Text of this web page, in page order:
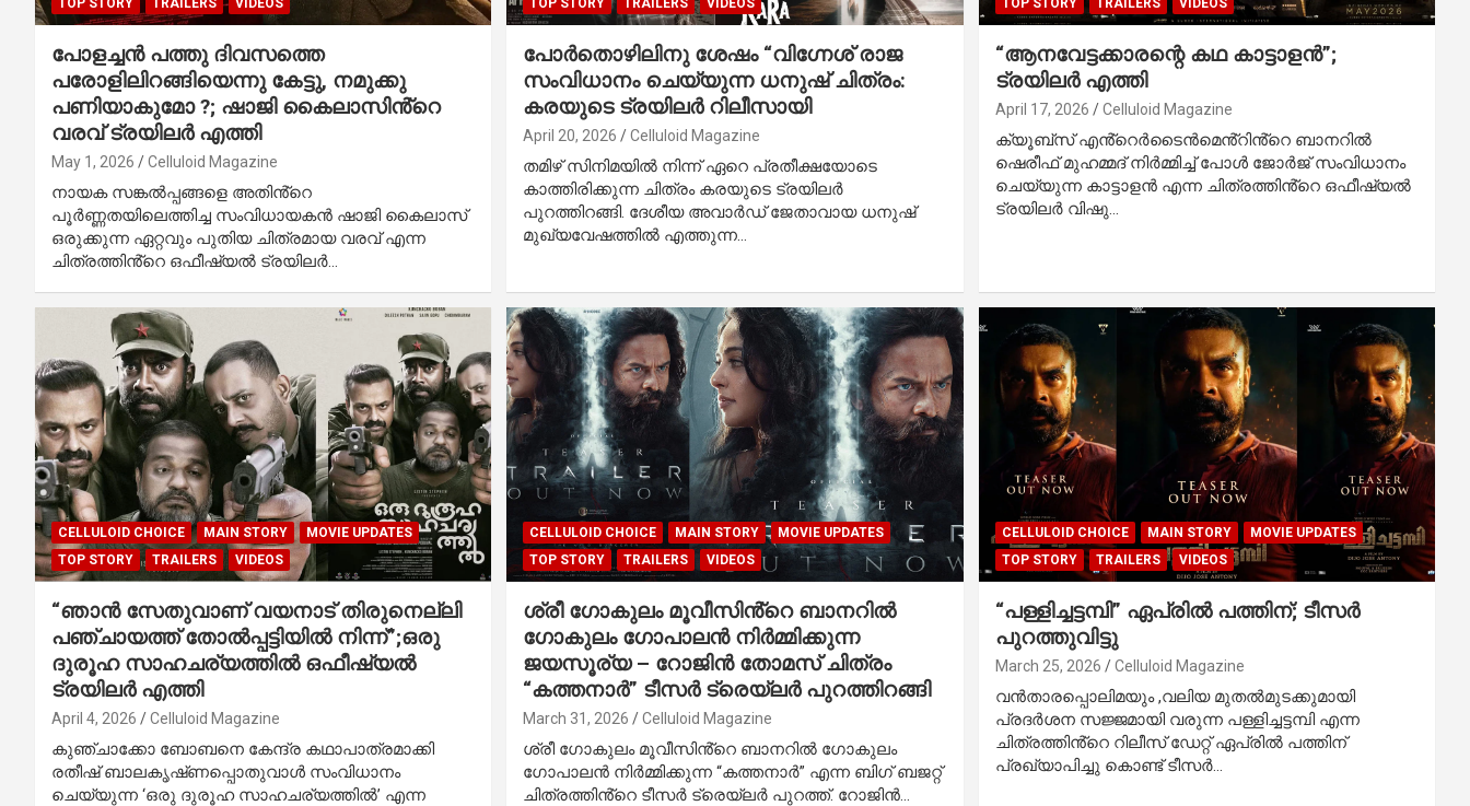
TOP STORY
TRAILERS VIDEOS
പോളച്ചൻ പത്തു ദിവസത്തെ
പരോളിലിറങ്ങിയെന്നു കേട്ടു, നമുക്കു
പണിയാകുമോ ?; ഷാജി കൈലാസിൻ്റെ
വരവ് ട്രയിലർ എത്തി
May 1, 2026 Celluloid Magazine
നായക സങ്കൽപ്പങ്ങളെ അതിൻ്റെ
പൂർണ്ണതയിലെത്തിച്ച സംവിധായകൻ ഷാജി കൈലാസ്
ഒരുക്കുന്ന ഏറ്റവും പുതിയ ചിത്രമായ വരവ് എന്ന
ചിത്രത്തിൻ്റെ ഒഫീഷ്യൽ ട്രയിലർ…
TOP STORY
TRAILERS VIDEOS
പോർതൊഴിലിനു ശേഷം “വിഗ്നേശ് രാജ
സംവിധാനം ചെയ്യുന്ന ധനുഷ് ചിത്രം:
കരയുടെ ട്രയിലർ റിലീസായി
April 20, 2026 Celluloid Magazine
തമിഴ് സിനിമയിൽ നിന്ന് ഏറെ പ്രതീക്ഷയോടെ
കാത്തിരിക്കുന്ന ചിത്രം കരയുടെ ട്രയിലർ
പുറത്തിറങ്ങി. ദേശീയ അവാർഡ് ജേതാവായ ധനുഷ്
മുഖ്യവേഷത്തിൽ എത്തുന്ന…
TOP STORY
TRAILERS VIDEOS
“ആനവേട്ടക്കാരന്റെ കഥ കാട്ടാളൻ”;
ട്രയിലർ എത്തി
April 17, 2026 Celluloid Magazine
ക്യൂബ്‌സ് എൻ്റെർടൈൻമെൻ്റിൻ്റെ ബാനറിൽ
ഷെരീഫ് മുഹമ്മദ് നിർമ്മിച്ച് പോൾ ജോർജ് സംവിധാനം
ചെയ്യുന്ന കാട്ടാളൻ എന്ന ചിത്രത്തിൻ്റെ ഒഫീഷ്യൽ
ട്രയിലർ വിഷു…
CELLULOID CHOICE MAIN STORY
MOVIE UPDATES
TOP STORY
TRAILERS VIDEOS
“ഞാൻ സേതുവാണ് വയനാട് തിരുനെല്ലി
പഞ്ചായത്ത് തോൽപ്പട്ടിയിൽ നിന്ന്”;ഒരു
ദുരൂഹ സാഹചര്യത്തിൽ ഒഫീഷ്യൽ
ട്രയിലർ എത്തി
April 4, 2026 Celluloid Magazine
കുഞ്ചാക്കോ ബോബനെ കേന്ദ്ര കഥാപാത്രമാക്കി
രതീഷ് ബാലകൃഷ്‌ണപ്പൊതുവാൾ സംവിധാനം
ചെയ്യുന്ന ‘ഒരു ദുരൂഹ സാഹചര്യത്തിൽ’ എന്ന
CELLULOID CHOICE MAIN STORY
MOVIE UPDATES
TOP STORY
TRAILERS VIDEOS
ശ്രീ ഗോകുലം മൂവീസിൻ്റെ ബാനറിൽ
ഗോകുലം ഗോപാലൻ നിർമ്മിക്കുന്ന
ജയസൂര്യ – റോജിൻ തോമസ് ചിത്രം
“കത്തനാർ” ടീസർ ട്രെയ്‌ലർ പുറത്തിറങ്ങി
March 31, 2026 Celluloid Magazine
ശ്രീ ഗോകുലം മൂവീസിൻ്റെ ബാനറിൽ ഗോകുലം
ഗോപാലൻ നിർമ്മിക്കുന്ന “കത്തനാർ” എന്ന ബിഗ് ബജറ്റ്
ചിത്രത്തിൻ്റെ ടീസർ ട്രെയ്‌ലർ പുറത്ത്. റോജിൻ…
CELLULOID CHOICE MAIN STORY
MOVIE UPDATES
TOP STORY
TRAILERS VIDEOS
“പള്ളിച്ചട്ടമ്പി” ഏപ്രിൽ പത്തിന്; ടീസർ
പുറത്തുവിട്ടു
March 25, 2026 Celluloid Magazine
വൻതാരപ്പൊലിമയും ,വലിയ മുതൽമുടക്കുമായി
പ്രദർശന സജ്ജമായി വരുന്ന പള്ളിച്ചട്ടമ്പി എന്ന
ചിത്രത്തിൻ്റെ റിലീസ് ഡേറ്റ് ഏപ്രിൽ പത്തിന്
പ്രഖ്യാപിച്ചു കൊണ്ട് ടീസർ…